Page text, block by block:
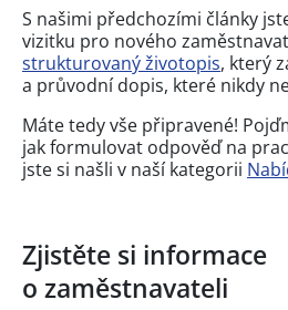
S našimi předchozími články
vizitku pro nového
strukturovaný životopis, který
a průvodní dopis, které nikdy
Máte tedy vše připravené!
jak formulovat odpověď na
jste si našli v naší kategorii
Zjistěte si informace
o zaměstnavateli